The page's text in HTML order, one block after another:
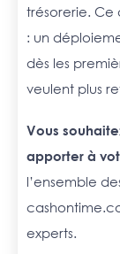
trésorerie. Ce
: un
dès les
veulent plus
Vous
apporter à
l’ensemble
experts.